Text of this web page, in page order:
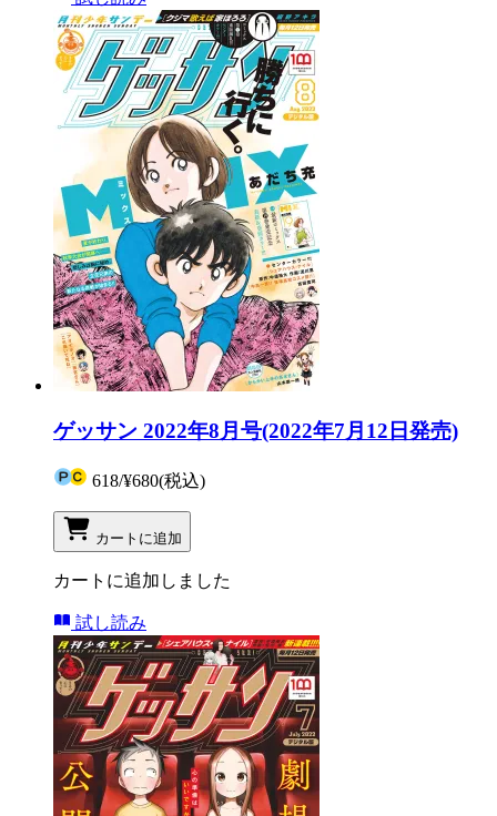
ゲッサン 2022年8月号(2022年7月12日発売)
618/¥680(税込)
カートに追加
カートに追加しました
試し読み